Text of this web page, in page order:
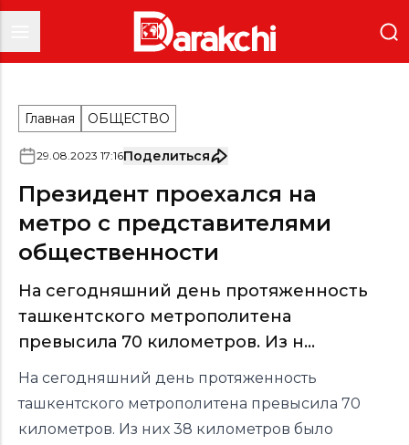
Главная ОБЩЕСТВО
29.08.2023 17:16Поделиться
Президент проехался на
метро с представителями
общественности
На сегодняшний день протяженность
ташкентского метрополитена
превысила 70 километров. Из н...
На сегодняшний день протяженность
ташкентского метрополитена превысила 70
километров. Из них 38 километров было